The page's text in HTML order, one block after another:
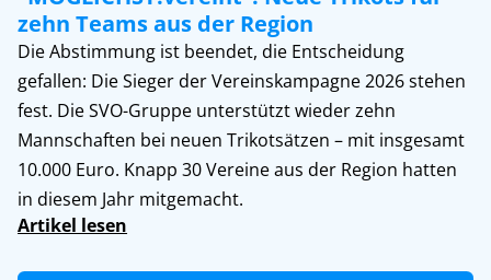
zehn Teams aus der Region
Die Abstimmung ist beendet, die Entscheidung
gefallen: Die Sieger der Vereinskampagne 2026 stehen
fest. Die SVO-Gruppe unterstützt wieder zehn
Mannschaften bei neuen Trikotsätzen – mit insgesamt
10.000 Euro. Knapp 30 Vereine aus der Region hatten
in diesem Jahr mitgemacht.
Artikel lesen